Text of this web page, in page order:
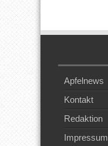
Apfelnews
Kontakt
Redaktion
Impressum